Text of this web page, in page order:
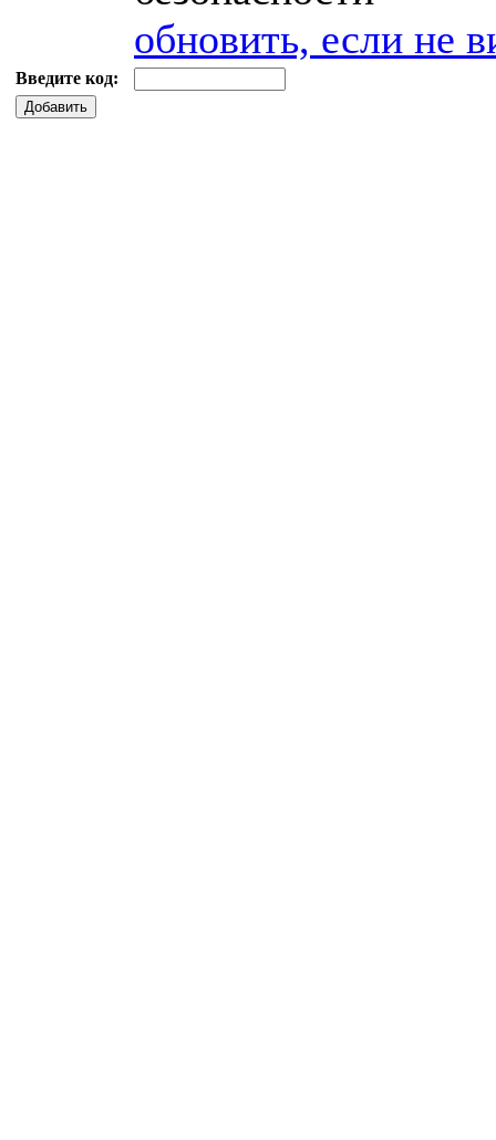
обновить, если не
Введите код:
Добавить